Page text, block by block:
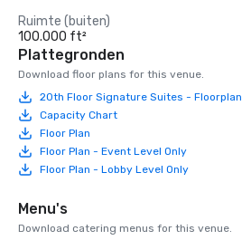
Ruimte (buiten)
100.000 ft²
Plattegronden
Download floor plans for this venue.
20th Floor Signature Suites - Floorplan
Capacity Chart
Floor Plan
Floor Plan - Event Level Only
Floor Plan - Lobby Level Only
Menu's
Download catering menus for this venue.